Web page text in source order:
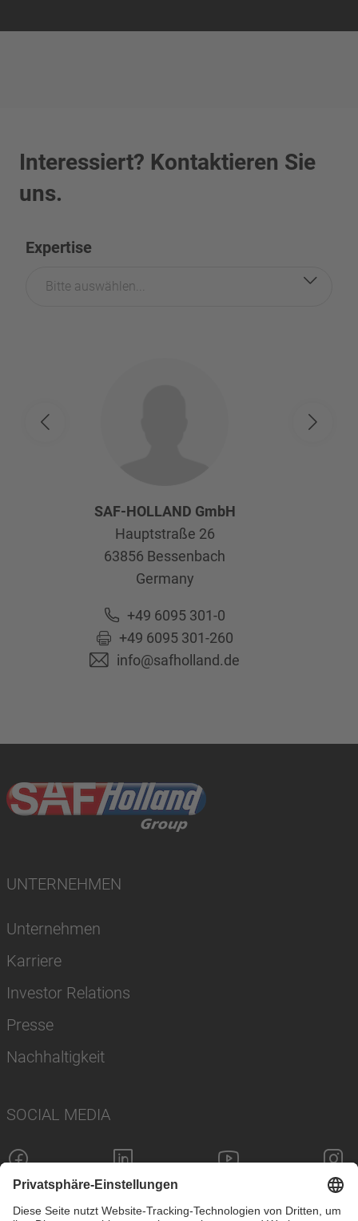
Interessiert? Kontaktieren Sie
uns.
Expertise
Bitte auswählen...
SAF-HOLLAND GmbH
Hauptstraße 26
63856 Bessenbach
Germany
+49 6095 301-0
+49 6095 301-260
info@safholland.de
UNTERNEHMEN
Unternehmen
Karriere
Investor Relations
Presse
Nachhaltigkeit
SOCIAL MEDIA